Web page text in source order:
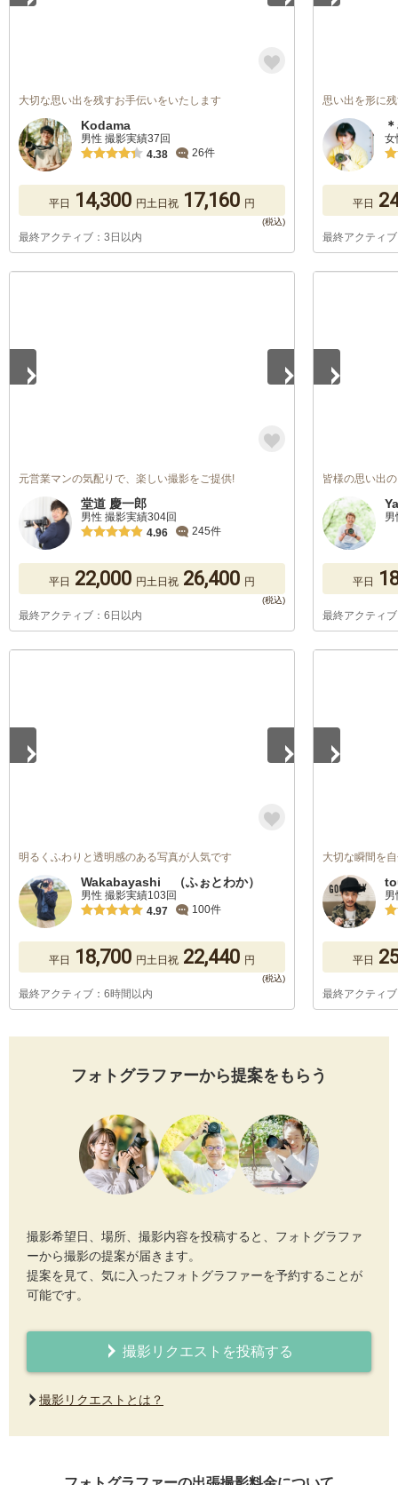
大切な思い出を残すお手伝いをいたします
Kodama
男性 撮影実績37回
4.38
26件
平日 14,300 円土日祝 17,160 円
最終アクティブ：3日以内
思い出を形に
女
平日
最終アクティ
元営業マンの気配りで、楽しい撮影をご提供!
堂道 慶一郎
男性 撮影実績304回
4.96
245件
平日 22,000 円土日祝 26,400 円
最終アクティブ：6日以内
皆様の思い出
男
平日
最終アクティ
明るくふわりと透明感のある写真が人気です
Wakabayashi （ふぉとわか）
男性 撮影実績103回
4.97
100件
平日 18,700 円土日祝 22,440 円
最終アクティブ：6時間以内
大切な瞬間を
平日
最終アクティ
フォトグラファーから提案をもらう
撮影希望日、場所、撮影内容を投稿すると、フォトグラファ
ーから撮影の提案が届きます。
提案を見て、気に入ったフォトグラファーを予約することが
可能です。
撮影リクエストを投稿する
撮影リクエストとは？